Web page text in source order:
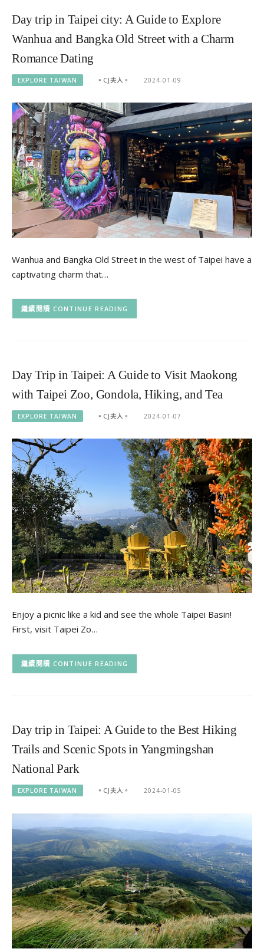
Day trip in Taipei city: A Guide to Explore
Wanhua and Bangka Old Street with a Charm
Romance Dating
EXPLORE TAIWAN 。CJ夫人。 2024-01-09
Wanhua and Bangka Old Street in the west of Taipei have a
captivating charm that…
CONTINUE READING
Day Trip in Taipei: A Guide to Visit Maokong
with Taipei Zoo, Gondola, Hiking, and Tea
EXPLORE TAIWAN 。CJ夫人。 2024-01-07
Enjoy a picnic like a kid and see the whole Taipei Basin!
First, visit Taipei Zo…
CONTINUE READING
Day trip in Taipei: A Guide to the Best Hiking
Trails and Scenic Spots in Yangmingshan
National Park
EXPLORE TAIWAN 。CJ夫人。 2024-01-05